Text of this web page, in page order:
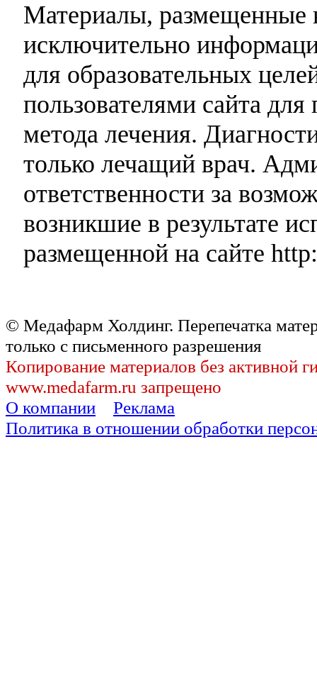
Материалы, размещенные
исключительно
для образовательных
пользователями сайта
метода лечения.
только лечащий врач.
ответственности за
возникшие в результате
размещенной на сайте
© Медафарм Холдинг. Перепечатка
только с письменного разрешения
Копирование материалов без активной
www.medafarm.ru запрещено
О компании
Реклама
Политика в отношении обработки